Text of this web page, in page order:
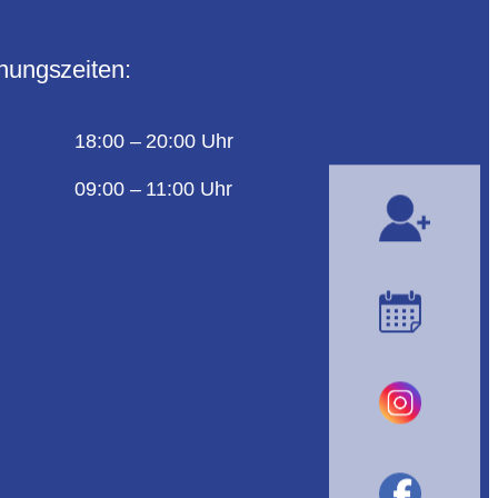
18:00 – 20:00 Uhr
09:00 – 11:00 Uhr